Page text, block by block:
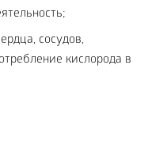
сосудов,
кислорода в